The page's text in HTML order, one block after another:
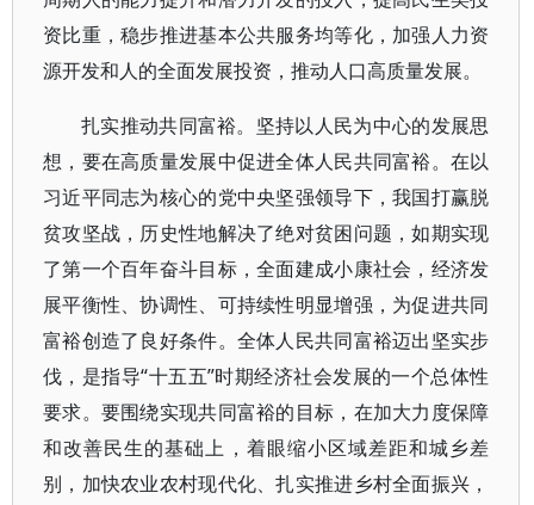
资比重，稳步推进基本公共服务均等化，加强人力资
源开发和人的全面发展投资，推动人口高质量发展。
扎实推动共同富裕。坚持以人民为中心的发展思
想，要在高质量发展中促进全体人民共同富裕。在以
习近平同志为核心的党中央坚强领导下，我国打赢脱
贫攻坚战，历史性地解决了绝对贫困问题，如期实现
了第一个百年奋斗目标，全面建成小康社会，经济发
展平衡性、协调性、可持续性明显增强，为促进共同
富裕创造了良好条件。全体人民共同富裕迈出坚实步
伐，是指导“十五五”时期经济社会发展的一个总体性
要求。要围绕实现共同富裕的目标，在加大力度保障
和改善民生的基础上，着眼缩小区域差距和城乡差
别，加快农业农村现代化、扎实推进乡村全面振兴，